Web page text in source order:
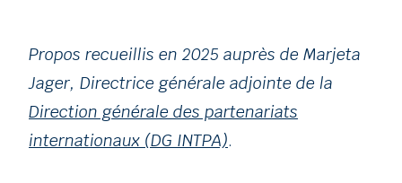
Propos recueillis en 2025 auprès de Marjeta
Jager, Directrice générale adjointe de la
Direction générale des partenariats
internationaux (DG INTPA).